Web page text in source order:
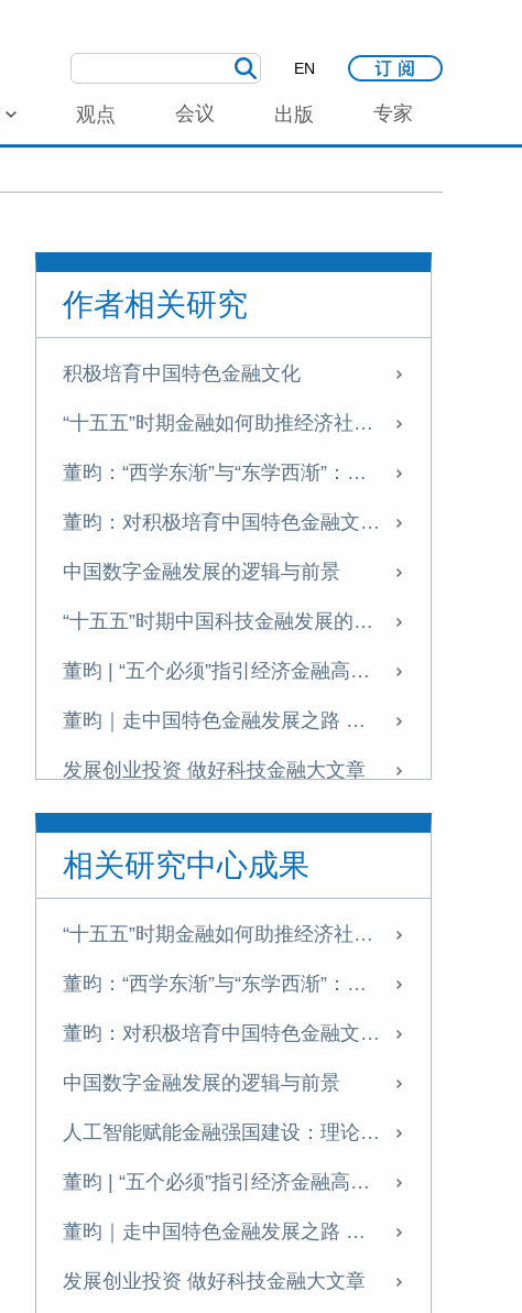
EN
观点 会议 出版 专家
作者相关研究
积极培育中国特色金融文化
“十五五”时期金融如何助推经济社会高质量发展
董昀：“西学东渐”与“东学西渐”：论中国金融学自主知识体系的文化根基
董昀：对积极培育中国特色金融文化若干问题的思考
中国数字金融发展的逻辑与前景
“十五五”时期中国科技金融发展的目标、挑战与实践路径
董昀 | “五个必须”指引经济金融高质量发展
董昀｜走中国特色金融发展之路 推进中国式现代化进程
发展创业投资 做好科技金融大文章
发展创业投资 做好科技金融大文章
发展创业投资 做好科技金融大文章
如何深化金融体制改革
如何深化金融体制改革
加快推进成渝地区金融基础设施建设
相关研究中心成果
“十五五”时期金融如何助推经济社会高质量发展
董昀：“西学东渐”与“东学西渐”：论中国金融学自主知识体系的文化根基
董昀：对积极培育中国特色金融文化若干问题的思考
中国数字金融发展的逻辑与前景
人工智能赋能金融强国建设：理论逻辑、现实路径与风险挑战
董昀 | “五个必须”指引经济金融高质量发展
董昀｜走中国特色金融发展之路 推进中国式现代化进程
发展创业投资 做好科技金融大文章